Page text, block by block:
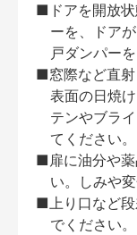
■ドアを開放
ーを、ドア
戸ダンパー
■窓際など直射
表面の日焼
テンやブラ
てください。
■扉に油分や薬
い。しみや
■上り口など段
でください